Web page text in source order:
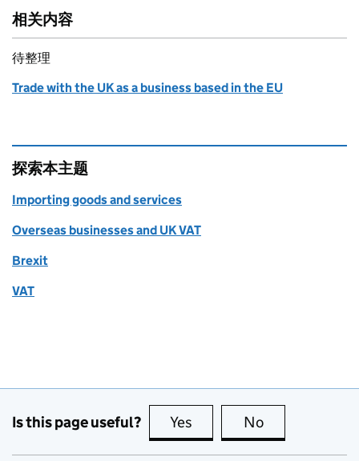
相关内容
待整理
Trade with the UK as a business based in the EU
探索本主题
Importing goods and services
Overseas businesses and UK VAT
Brexit
VAT
Is this page useful? Yes this page is useful
No